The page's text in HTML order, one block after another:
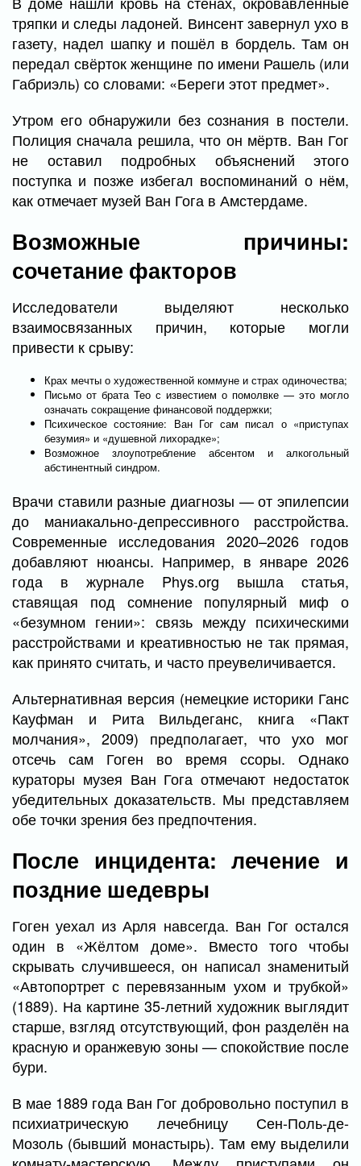
тряпки и следы ладоней. Винсент завернул ухо в
газету, надел шапку и пошёл в бордель. Там он
передал свёрток женщине по имени Рашель (или
Габриэль) со словами: «Береги этот предмет».
Утром его обнаружили без сознания в постели.
Полиция сначала решила, что он мёртв. Ван Гог
не оставил подробных объяснений этого
поступка и позже избегал воспоминаний о нём,
как отмечает музей Ван Гога в Амстердаме.
Возможные причины:
сочетание факторов
Исследователи выделяют несколько
взаимосвязанных причин, которые могли
привести к срыву:
Крах мечты о художественной коммуне и страх одиночества;
Письмо от брата Тео с известием о помолвке — это могло
означать сокращение финансовой поддержки;
Психическое состояние: Ван Гог сам писал о «приступах
безумия» и «душевной лихорадке»;
Возможное злоупотребление абсентом и алкогольный
абстинентный синдром.
Врачи ставили разные диагнозы — от эпилепсии
до маниакально-депрессивного расстройства.
Современные исследования 2020–2026 годов
добавляют нюансы. Например, в январе 2026
года в журнале Phys.org вышла статья,
ставящая под сомнение популярный миф о
«безумном гении»: связь между психическими
расстройствами и креативностью не так прямая,
как принято считать, и часто преувеличивается.
Альтернативная версия (немецкие историки Ганс
Кауфман и Рита Вильдеганс, книга «Пакт
молчания», 2009) предполагает, что ухо мог
отсечь сам Гоген во время ссоры. Однако
кураторы музея Ван Гога отмечают недостаток
убедительных доказательств. Мы представляем
обе точки зрения без предпочтения.
После инцидента: лечение и
поздние шедевры
Гоген уехал из Арля навсегда. Ван Гог остался
один в «Жёлтом доме». Вместо того чтобы
скрывать случившееся, он написал знаменитый
«Автопортрет с перевязанным ухом и трубкой»
(1889). На картине 35-летний художник выглядит
старше, взгляд отсутствующий, фон разделён на
красную и оранжевую зоны — спокойствие после
бури.
В мае 1889 года Ван Гог добровольно поступил в
психиатрическую лечебницу Сен-Поль-де-
Мозоль (бывший монастырь). Там ему выделили